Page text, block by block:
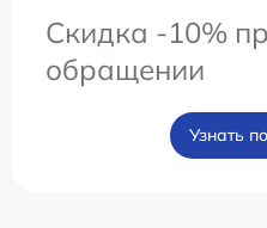
Скидка -10%
обращении
Узнать